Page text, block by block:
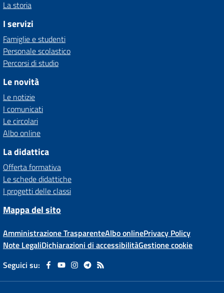
La storia
I servizi
Famiglie e studenti
Personale scolastico
Percorsi di studio
Le novità
Le notizie
I comunicati
Le circolari
Albo online
La didattica
Offerta formativa
Le schede didattiche
I progetti delle classi
Mappa del sito
Amministrazione TrasparenteAlbo onlinePrivacy Policy
Note LegaliDichiarazioni di accessibilitàGestione cookie
Seguici su: